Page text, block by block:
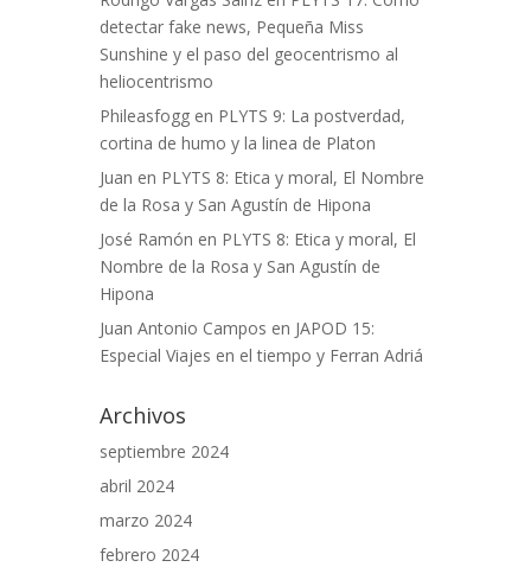
detectar fake news, Pequeña Miss
Sunshine y el paso del geocentrismo al
heliocentrismo
Phileasfogg en PLYTS 9: La postverdad,
cortina de humo y la linea de Platon
Juan en PLYTS 8: Etica y moral, El Nombre
de la Rosa y San Agustín de Hipona
José Ramón en PLYTS 8: Etica y moral, El
Nombre de la Rosa y San Agustín de
Hipona
Juan Antonio Campos en JAPOD 15:
Especial Viajes en el tiempo y Ferran Adriá
Archivos
septiembre 2024
abril 2024
marzo 2024
febrero 2024